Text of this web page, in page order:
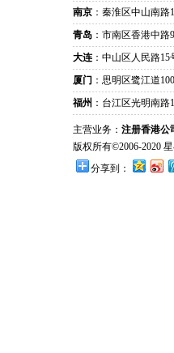
南京 ：秦淮区中山南
青岛 ：市南区香港中
大连 ：中山区人民路
厦门 ：思明区鹭江道
福州 ：台江区光明南
主营业务： 注册香港公
版权所有©2006-2020
分享到：